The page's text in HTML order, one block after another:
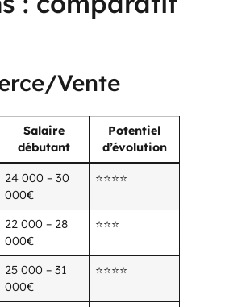
Vente
Salaire
débutant
Potentiel
d’évolution
24 000 – 30
000€
⭐⭐⭐⭐
22 000 – 28
000€
⭐⭐⭐
25 000 – 31
000€
⭐⭐⭐⭐